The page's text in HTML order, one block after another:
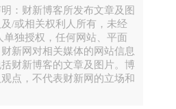
自小亭望公园入口
路不熟，慌忙中公车坐错了方
财新博客所发布文章及图
/或相关权利人所有，未经
独授权，任何网站、平面
新网对相关媒体的网站信息
财新博客的文章及图片。博
点，不代表财新网的立场和